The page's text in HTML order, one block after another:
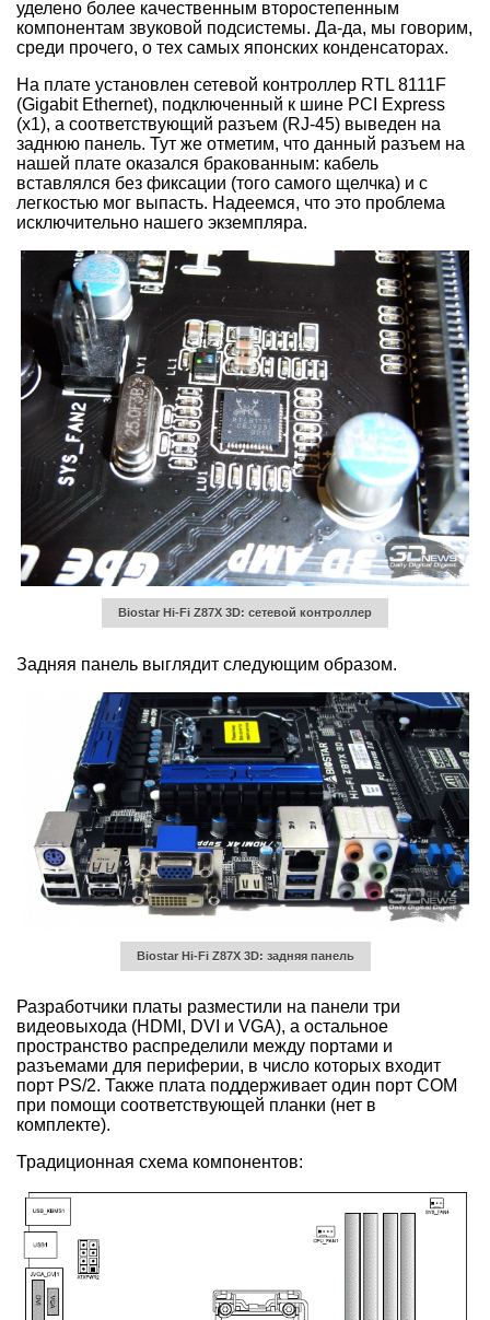
уделено более качественным второстепенным
компонентам звуковой подсистемы. Да-да, мы говорим,
среди прочего, о тех самых японских конденсаторах.
На плате установлен сетевой контроллер RTL 8111F
(Gigabit Ethernet), подключенный к шине PCI Express
(x1), а соответствующий разъем (RJ-45) выведен на
заднюю панель. Тут же отметим, что данный разъем на
нашей плате оказался бракованным: кабель
вставлялся без фиксации (того самого щелчка) и с
легкостью мог выпасть. Надеемся, что это проблема
исключительно нашего экземпляра.
Biostar Hi-Fi Z87X 3D: сетевой контроллер
Задняя панель выглядит следующим образом.
Biostar Hi-Fi Z87X 3D: задняя панель
Разработчики платы разместили на панели три
видеовыхода (HDMI, DVI и VGA), а остальное
пространство распределили между портами и
разъемами для периферии, в число которых входит
порт PS/2. Также плата поддерживает один порт COM
при помощи соответствующей планки (нет в
комплекте).
Традиционная схема компонентов: